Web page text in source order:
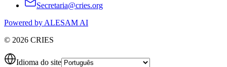
Secretaria@cries.org
Powered by ALESAM AI
© 2026 CRIES
Idioma do site